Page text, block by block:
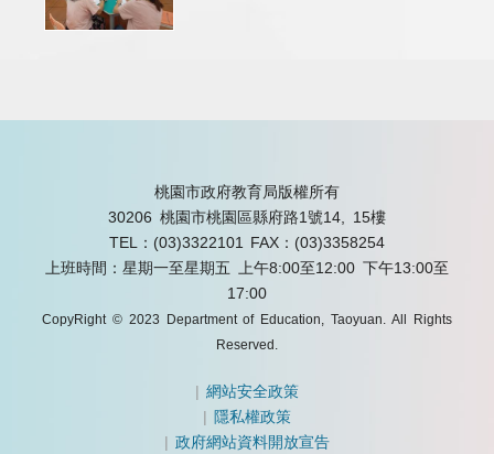
桃園市政府教育局版權所有
30206 桃園市桃園區縣府路1號14, 15樓
TEL：(03)3322101
FAX：(03)3358254
上班時間：星期一至星期五 上午8:00至12:00 下午13:00至
17:00
CopyRight © 2023 Department of Education, Taoyuan. All Rights
Reserved.
|網站安全政策
| 隱私權政策
|政府網站資料開放宣告